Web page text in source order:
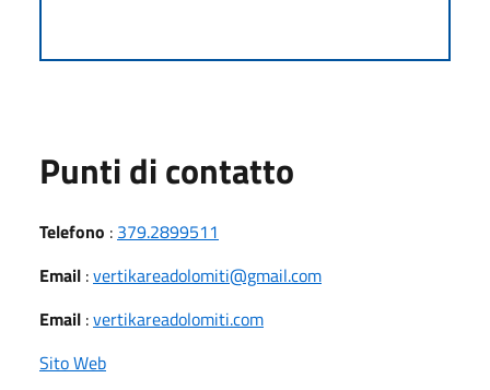
Punti di contatto
Telefono : 379.2899511
Email :vertikareadolomiti@gmail.com
Email :vertikareadolomiti.com
Sito Web